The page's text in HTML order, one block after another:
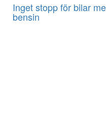
Inget stopp för bilar
bensin